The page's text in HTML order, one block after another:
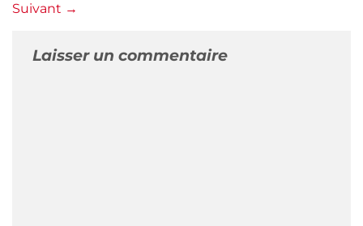
Suivant →
Laisser un commentaire